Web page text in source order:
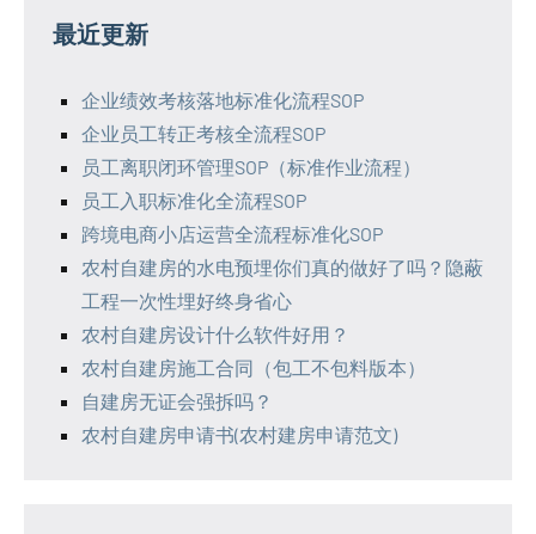
最近更新
企业绩效考核落地标准化流程SOP
企业员工转正考核全流程SOP
员工离职闭环管理SOP（标准作业流程）
员工入职标准化全流程SOP
跨境电商小店运营全流程标准化SOP
农村自建房的水电预埋你们真的做好了吗？隐蔽
工程一次性埋好终身省心
农村自建房设计什么软件好用？
农村自建房施工合同（包工不包料版本）
自建房无证会强拆吗？
农村自建房申请书(农村建房申请范文)